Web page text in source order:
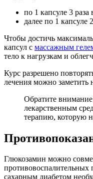
по 1 капсуле 3 раза
далее по 1 капсуле
Чтобы достичь
капсул с массажным
тело к нагрузкам и
Курс разрешено
лечения можно заметить
Обратите
лекарственным
терапию, которую
Глюкозамин можно
сахарным диабетом